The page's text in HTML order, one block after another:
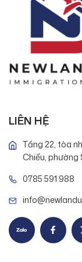
LIÊN HỆ
Tầng 22, tòa
Chiểu, phường
0785 591 988